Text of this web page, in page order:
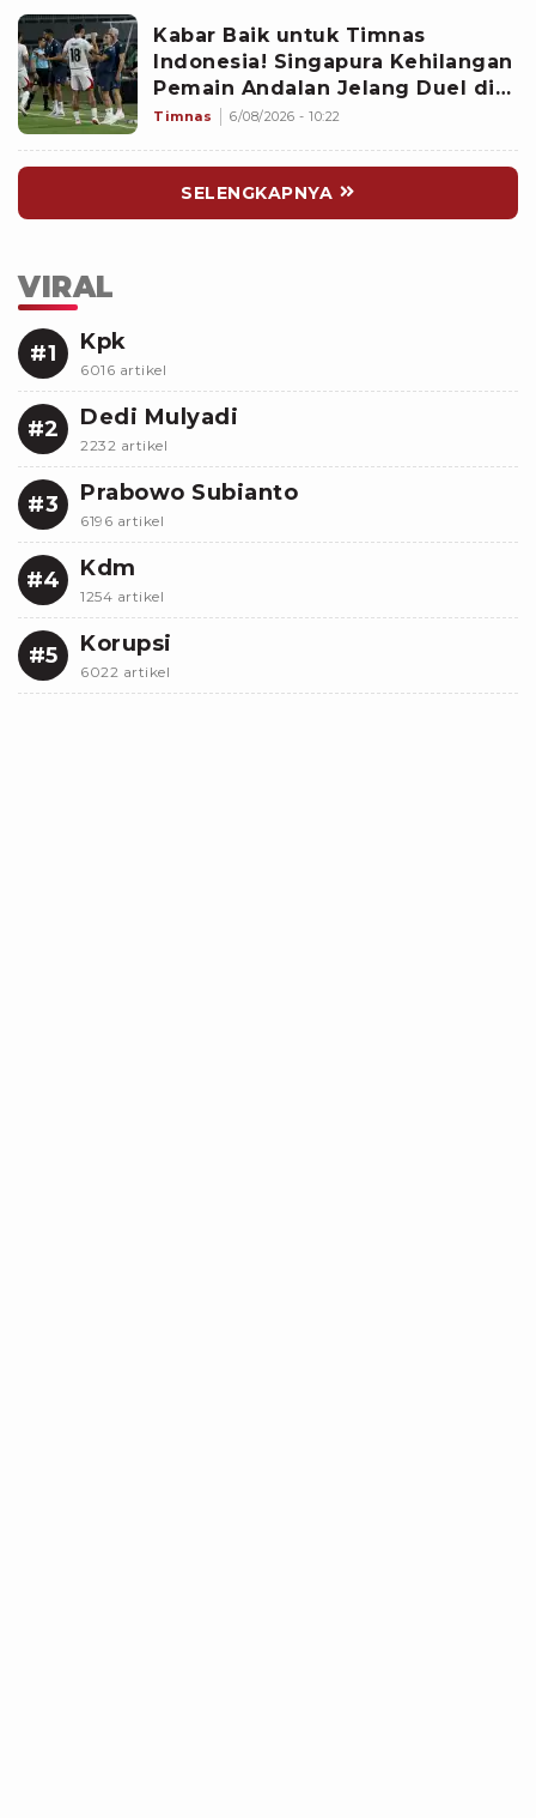
Kabar Baik untuk Timnas
Indonesia! Singapura Kehilangan
Pemain Andalan Jelang Duel di
Piala AFF 2026
Timnas 6/08/2026 - 10:22
SELENGKAPNYA
VIRAL
#1 Kpk
6016 artikel
#2 Dedi Mulyadi
2232 artikel
#3 Prabowo Subianto
6196 artikel
#4 Kdm
1254 artikel
#5 Korupsi
6022 artikel